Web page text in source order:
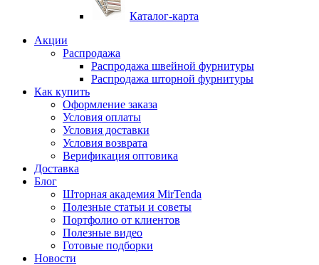
Каталог-карта
Акции
Распродажа
Распродажа швейной фурнитуры
Распродажа шторной фурнитуры
Как купить
Оформление заказа
Условия оплаты
Условия доставки
Условия возврата
Верификация оптовика
Доставка
Блог
Шторная академия MirTenda
Полезные статьи и советы
Портфолио от клиентов
Полезные видео
Готовые подборки
Новости